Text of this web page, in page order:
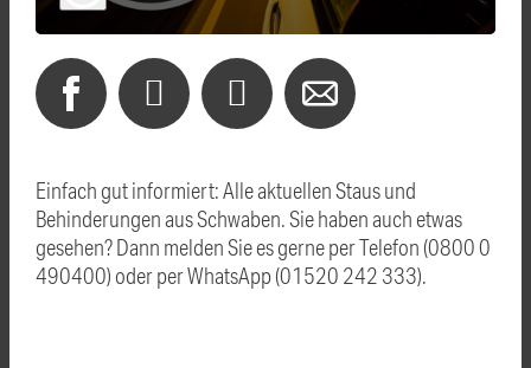
Einfach gut informiert: Alle aktuellen Staus und
Behinderungen aus Schwaben. Sie haben auch etwas
gesehen? Dann melden Sie es gerne per Telefon (0800 0
490400) oder per WhatsApp (01520 242 333).